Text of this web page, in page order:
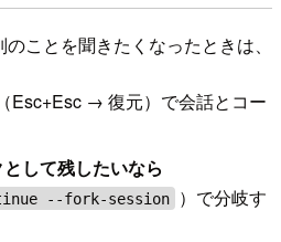
ことを聞きたくなったときは、
（Esc+Esc → 復元）で会話とコー
して残したいなら
--fork-session
）で分岐す